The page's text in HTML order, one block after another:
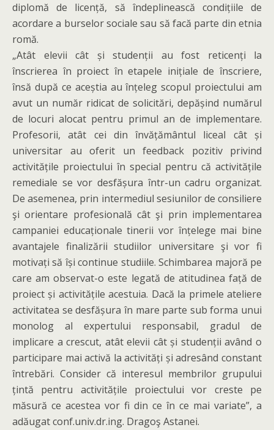
diplomă de licență, să îndeplinească condițiile de
acordare a burselor sociale sau să facă parte din etnia
romă.
„Atât elevii cât și studenții au fost reticenți la
înscrierea în proiect în etapele inițiale de înscriere,
însă după ce aceștia au înțeleg scopul proiectului am
avut un număr ridicat de solicitări, depășind numărul
de locuri alocat pentru primul an de implementare.
Profesorii, atât cei din învățământul liceal cât și
universitar au oferit un feedback pozitiv privind
activitățile proiectului în special pentru că activitățile
remediale se vor desfășura într-un cadru organizat.
De asemenea, prin intermediul sesiunilor de consiliere
şi orientare profesională cât şi prin implementarea
campaniei educaționale tinerii vor înțelege mai bine
avantajele finalizării studiilor universitare şi vor fi
motivați să își continue studiile. Schimbarea majoră pe
care am observat-o este legată de atitudinea față de
proiect și activitățile acestuia. Dacă la primele ateliere
activitatea se desfășura în mare parte sub forma unui
monolog al expertului responsabil, gradul de
implicare a crescut, atât elevii cât și studenții având o
participare mai activă la activități și adresând constant
întrebări. Consider că interesul membrilor grupului
țintă pentru activitățile proiectului vor creste pe
măsură ce acestea vor fi din ce în ce mai variate”, a
adăugat conf.univ.dr.ing. Dragoş Astanei.